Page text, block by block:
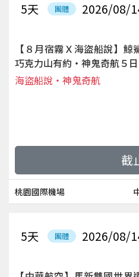
團體 2026/08/
5天
【８月宿霧Ｘ海盜船說】
巧克力山有約‧神鬼奇航５日
海盜船說‧神鬼奇航
桃園國際機場
截
團體 2026/08/
5天